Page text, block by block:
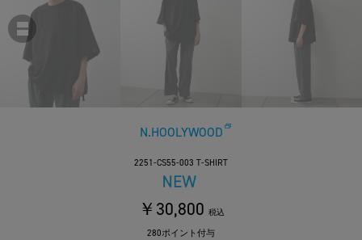
N.HOOLYWOOD
2251-CS55-003 T-SHIRT
￥30,800 税込
280ポイント付与